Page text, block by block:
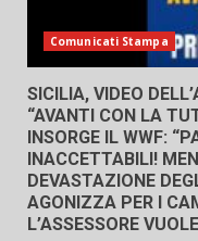
Comunicati Stampa
SICILIA, VIDEO
“AVANTI CON LA
INSORGE IL WWF:
INACCETTABILI!
DEVASTAZIONE
AGONIZZA PER I
L’ASSESSORE